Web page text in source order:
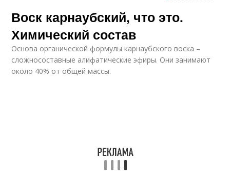
Воск в мармеладе Воск для организма
Пчелиный воск
Воск карнаубский, что это.
Химический состав
Основа органической формулы карнаубского воска –
сложносоставные алифатические эфиры. Они занимают
около 40% от общей массы.